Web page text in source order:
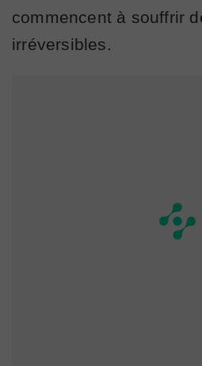
commencent à souffrir
irréversibles.